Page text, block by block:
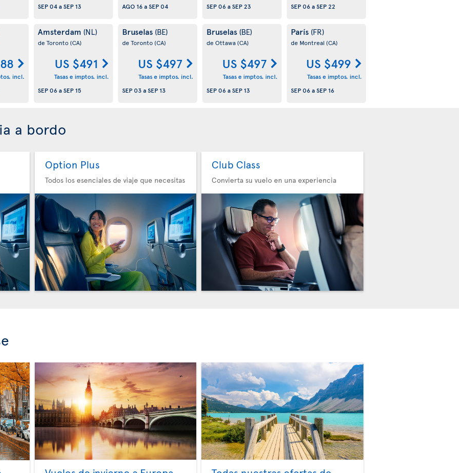
SEP 04aSEP 13
AGO 16aSEP 04
SEP 06aSEP 23
SEP 06aSEP 22
incl.
Amsterdam (NL)
de Toronto(CA)
US $491
Tasas e imptos. incl.
SEP 06aSEP 15
Bruselas (BE)
de Toronto(CA)
US $497
Tasas e imptos. incl.
SEP 03aSEP 13
Bruselas (BE)
de Ottawa(CA)
US $497
Tasas e imptos. incl.
SEP 06aSEP 13
París (FR)
de Montreal (CA)
US $499
Tasas e imptos. incl.
SEP 06aSEP 16
a bordo
Option Plus
Todos los esenciales de viaje que necesitas
Club Class
Convierta su vuelo en una experiencia